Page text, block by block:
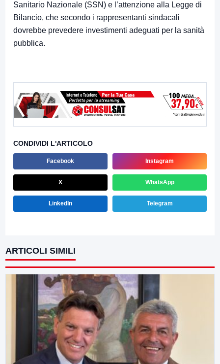
Sanitario Nazionale (SSN) e l’attenzione alla Legge di
Bilancio, che secondo i rappresentanti sindacali
dovrebbe prevedere investimenti adeguati per la sanità
pubblica.
CONDIVIDI L'ARTICOLO
Facebook Instagram
X WhatsApp
LinkedIn Telegram
ARTICOLI SIMILI